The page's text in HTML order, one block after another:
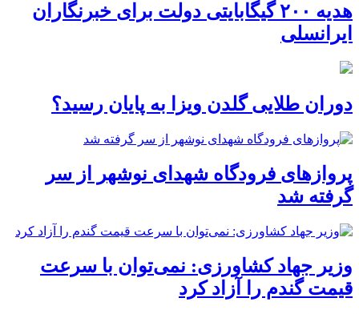
هدیه ۲۰۰ گیگابایتی دولت برای خبرنگاران
ایرانسلی
دوران طلایی گلدن ویزا به پایان رسید؟
پروازهای فرودگاه شهدای نوشهر از سر
گرفته شد
وزیر جهاد کشاورزی: نمی‌توان با سرعت
قیمت گندم را آزاد کرد